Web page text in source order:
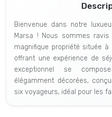
Bienvenue dans notre
Marsa ! Nous sommes
magnifique propriété située
offrant une expérience de
exceptionnel se
élégamment décorées,
six voyageurs, idéal pour les